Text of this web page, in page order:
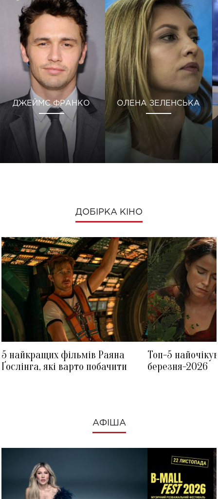
ДЖЕЙМС ФРАНКО ОЛЕНА ЗЕЛЕНСЬКА
ДОБІРКА КІНО
5 найкращих фільмів Раяна
Ґослінга, які варто побачити
Топ-5
березня-2026
АФІША